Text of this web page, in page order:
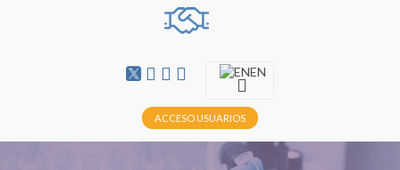
EN
ACCESO USUARIOS